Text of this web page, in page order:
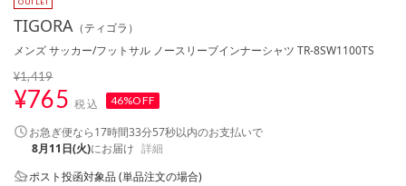
TIGORA （ティゴラ）
メンズ サッカー/フットサル ノースリーブインナーシャツ TR-8SW1100TS
¥1,419
¥765 税込 46%OFF
お急ぎ便なら17時間33分56秒以内のお支払いで
8月11日(火)にお届け 詳細
ポスト投函対象品 (単品注文の場合)